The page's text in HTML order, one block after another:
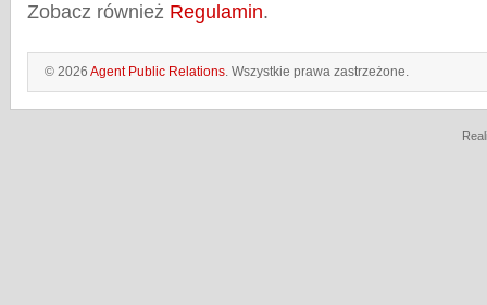
Zobacz również Regulamin.
© 2026 Agent Public Relations. Wszystkie prawa zastrzeżone.